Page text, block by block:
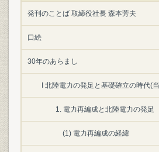
発刊のことば 取締役社長 森本芳夫
口絵
30年のあらまし
I 北陸電力の発足と基礎確立の時代(
1. 電力再編成と北陸電力の発足
(1) 電力再編成の経緯